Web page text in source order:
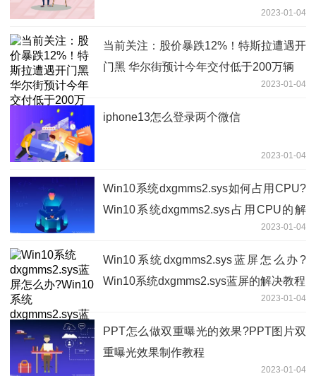
2023-01-04
当前关注：股价暴跌12%！特斯拉遭遇开
门黑 华尔街预计今年交付低于200万辆
2023-01-04
iphone13怎么登录两个微信
2023-01-04
​Win10系统dxgmms2.sys如何占用CPU?
Win10系统dxgmms2.sys占用CPU的解
2023-01-04
​Win10系统dxgmms2.sys蓝屏怎么办?
Win10系统dxgmms2.sys蓝屏的解决教程
2023-01-04
PPT怎么做双重曝光的效果?PPT图片双
重曝光效果制作教程
2023-01-04